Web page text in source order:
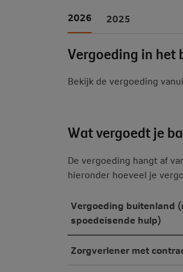
2026 2025
Vergoeding in het
Bekijk de vergoeding
Wat vergoedt je
De vergoeding hangt af
hieronder hoeveel je
Vergoeding buitenland
spoedeisende hulp)
Zorgverlener met